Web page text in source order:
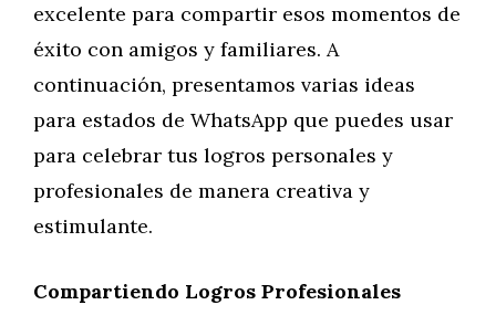
excelente para compartir esos momentos de
éxito con amigos y familiares. A
continuación, presentamos varias ideas
para estados de WhatsApp que puedes usar
para celebrar tus logros personales y
profesionales de manera creativa y
estimulante.
Compartiendo Logros Profesionales